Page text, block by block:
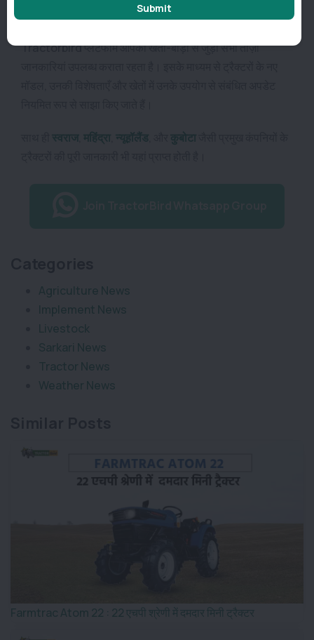
Tractorbird प्लैटफॉर्म आपको खेती-बाड़ी से जुड़ी सभी ताज़ा
स्वराज, महिंद्रा न्यूहॉलैंड कुबोटा
Agriculture News
Implement News
Livestock
Sarkari News
Tractor News
Weather News
Farmtrac Atom 22 : 22 एचपी श्रेणी में दमदार मिनी ट्रैक्टर
Submit